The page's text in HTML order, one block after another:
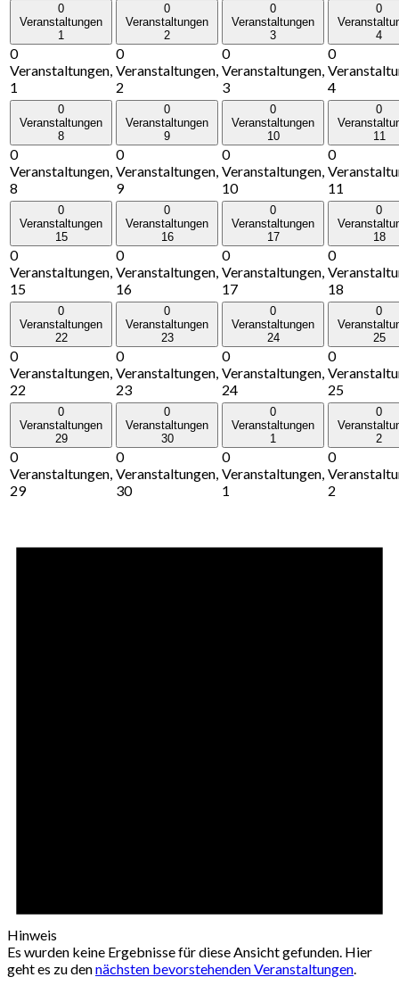
0
Veranstaltungen
1
0
Veranstaltungen,
1
0
Veranstaltungen
2
0
Veranstaltungen,
2
0
Veranstaltungen
3
0
Veranstaltungen,
3
0
4
0
4
0
Veranstaltungen
8
0
Veranstaltungen,
8
0
Veranstaltungen
9
0
Veranstaltungen,
9
0
Veranstaltungen
10
0
Veranstaltungen,
10
0
11
0
11
0
Veranstaltungen
15
0
Veranstaltungen,
15
0
Veranstaltungen
16
0
Veranstaltungen,
16
0
Veranstaltungen
17
0
Veranstaltungen,
17
0
18
0
18
0
Veranstaltungen
22
0
Veranstaltungen,
22
0
Veranstaltungen
23
0
Veranstaltungen,
23
0
Veranstaltungen
24
0
Veranstaltungen,
24
0
25
0
25
0
Veranstaltungen
29
0
Veranstaltungen,
29
0
Veranstaltungen
30
0
Veranstaltungen,
30
0
Veranstaltungen
1
0
Veranstaltungen,
1
0
2
0
2
Hinweis
Es wurden keine Ergebnisse für diese Ansicht gefunden. Hier
geht es zu dennächsten bevorstehenden Veranstaltungen.